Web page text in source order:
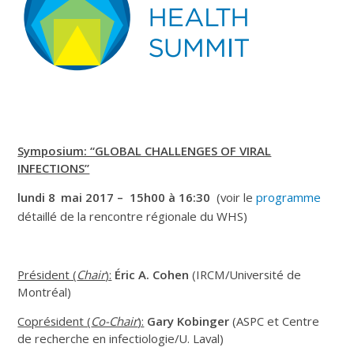
Symposium: “GLOBAL CHALLENGES OF VIRAL
INFECTIONS”
lundi 8 mai 2017 – 15h00 à 16:30 (voir leprogramme
détaillé de la rencontre régionale du WHS)
Président (Chair): Éric A. Cohen (IRCM/Université de
Montréal)
Coprésident (Co-Chair): Gary Kobinger (ASPC et Centre
de recherche en infectiologie/U. Laval)